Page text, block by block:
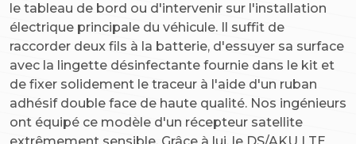
le tableau de bord ou d'intervenir sur l'installation
électrique principale du véhicule. Il suffit de
raccorder deux fils à la batterie, d'essuyer sa surface
avec la lingette désinfectante fournie dans le kit et
de fixer solidement le traceur à l'aide d'un ruban
adhésif double face de haute qualité. Nos ingénieurs
ont équipé ce modèle d'un récepteur satellite